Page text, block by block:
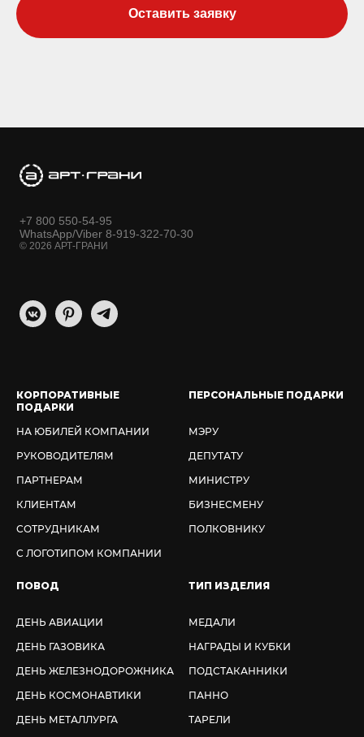
Оставить заявку
+7 800 550-54-95
WhatsApp/Viber 8-919-322-70-30
© 2026 АРТ-ГРАНИ
КОРПОРАТИВНЫЕ
ПОДАРКИ
НА ЮБИЛЕЙ КОМПАНИИ
РУКОВОДИТЕЛЯМ
ПАРТНЕРАМ
КЛИЕНТАМ
СОТРУДНИКАМ
С ЛОГОТИПОМ КОМПАНИИ
ПЕРСОНАЛЬНЫЕ ПОДАРКИ
МЭРУ
ДЕПУТАТУ
МИНИСТРУ
БИЗНЕСМЕНУ
ПОЛКОВНИКУ
ПОВОД
ДЕНЬ АВИАЦИИ
ДЕНЬ ГАЗОВИКА
ДЕНЬ ЖЕЛЕЗНОДОРОЖНИКА
ДЕНЬ КОСМОНАВТИКИ
ДЕНЬ МЕТАЛЛУРГА
ТИП ИЗДЕЛИЯ
МЕДАЛИ
НАГРАДЫ И КУБКИ
ПОДСТАКАННИКИ
ПАННО
ТАРЕЛИ